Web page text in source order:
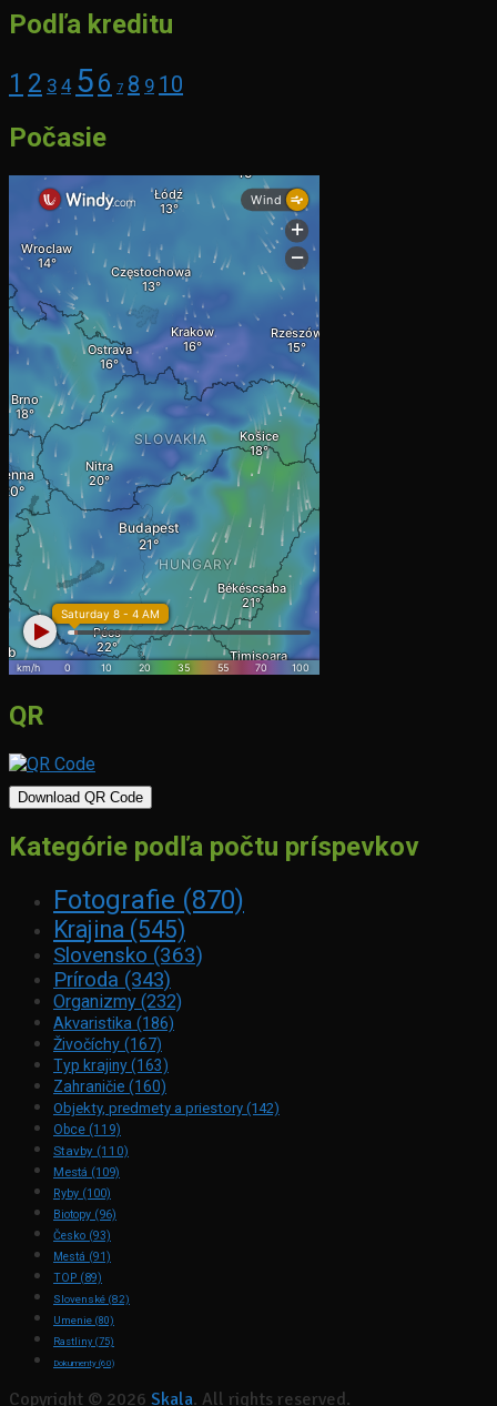
Podľa kreditu
1 2 3 4 56 7 8 9 10
Počasie
QR
Download QR Code
Kategórie podľa počtu príspevkov
Fotografie (870)
Krajina (545)
Slovensko (363)
Príroda (343)
Organizmy (232)
Akvaristika (186)
Živočíchy (167)
Typ krajiny(163)
Zahraničie (160)
Objekty, predmety a priestory (142)
Obce (119)
Stavby (110)
Mestá (109)
Ryby (100)
Biotopy (96)
Česko (93)
Mestá (91)
TOP (89)
Slovenské (82)
Umenie (80)
Rastliny (75)
Dokumenty (60)
Copyright © 2026 Skala. All rights reserved.